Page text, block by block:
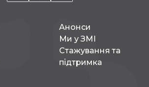
Aнонси
Ми у ЗМІ
Стажування та
підтримка